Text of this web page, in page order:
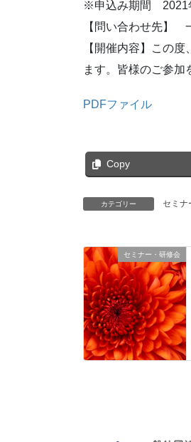
※申込み期間 2021
【問い合わせ先】
【開催内容】この
ます。皆様のご参加
PDFファイル
Copy
カテゴリー セミナ
セミナー・研修会